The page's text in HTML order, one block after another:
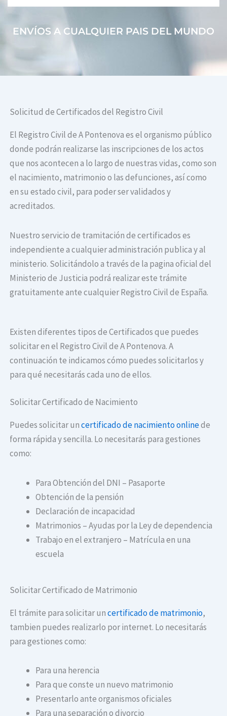
ENVÍOS A CUALQUIER PAIS DEL MUNDO
Solicitud de Certificados del Registro Civil
El Registro Civil de A Pontenova es el organismo público
donde podrán realizarse las inscripciones de los actos
que nos acontecen a lo largo de nuestras vidas, como son
el nacimiento, matrimonio o las defunciones, así como
en su estado civil, para poder ser validados y
acreditados.
Nuestro servicio de tramitación de certificados es
independiente a cualquier administración publica y al
ministerio. Solicitándolo a través de la pagina oficial del
Ministerio de Justicia podrá realizar este trámite
gratuitamente ante cualquier Registro Civil de España.
Existen diferentes tipos de Certificados que puedes
solicitar en el Registro Civil de A Pontenova. A
continuación te indicamos cómo puedes solicitarlos y
para qué necesitarás cada uno de ellos.
Solicitar Certificado de Nacimiento
Puedes solicitar uncertificado de nacimiento onlinede
forma rápida y sencilla. Lo necesitarás para gestiones
como:
Para Obtención del DNI – Pasaporte
Obtención de la pensión
Declaración de incapacidad
Matrimonios – Ayudas por la Ley de dependencia
Trabajo en el extranjero – Matrícula en una
escuela
Solicitar Certificado de Matrimonio
El trámite para solicitar uncertificado de matrimonio,
tambien puedes realizarlo por internet. Lo necesitarás
para gestiones como:
Para una herencia
Para que conste un nuevo matrimonio
Presentarlo ante organismos oficiales
Para una separación o divorcio